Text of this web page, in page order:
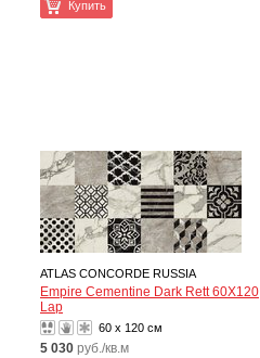
Купить
ATLAS CONCORDE RUSSIA
Empire Cementine Dark Rett 60X120
Lap
60 x 120 см
5 030 руб./кв.м